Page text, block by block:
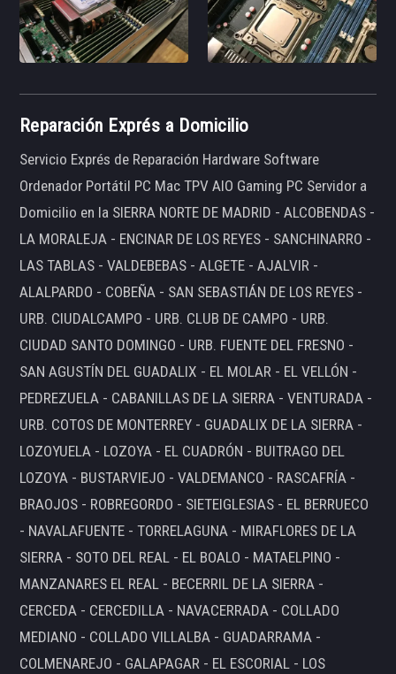
Reparación Exprés a Domicilio
Servicio Exprés de Reparación Hardware Software
Ordenador Portátil PC Mac TPV AIO Gaming PC Servidor a
Domicilio en la SIERRA NORTE DE MADRID - ALCOBENDAS -
LA MORALEJA - ENCINAR DE LOS REYES - SANCHINARRO -
LAS TABLAS - VALDEBEBAS - ALGETE - AJALVIR -
ALALPARDO - COBEÑA - SAN SEBASTIÁN DE LOS REYES -
URB. CIUDALCAMPO - URB. CLUB DE CAMPO - URB.
CIUDAD SANTO DOMINGO - URB. FUENTE DEL FRESNO -
SAN AGUSTÍN DEL GUADALIX - EL MOLAR - EL VELLÓN -
PEDREZUELA - CABANILLAS DE LA SIERRA - VENTURADA -
URB. COTOS DE MONTERREY - GUADALIX DE LA SIERRA -
LOZOYUELA - LOZOYA - EL CUADRÓN - BUITRAGO DEL
LOZOYA - BUSTARVIEJO - VALDEMANCO - RASCAFRÍA -
BRAOJOS - ROBREGORDO - SIETEIGLESIAS - EL BERRUECO
- NAVALAFUENTE - TORRELAGUNA - MIRAFLORES DE LA
SIERRA - SOTO DEL REAL - EL BOALO - MATAELPINO -
MANZANARES EL REAL - BECERRIL DE LA SIERRA -
CERCEDA - CERCEDILLA - NAVACERRADA - COLLADO
MEDIANO - COLLADO VILLALBA - GUADARRAMA -
COLMENAREJO - GALAPAGAR - EL ESCORIAL - LOS